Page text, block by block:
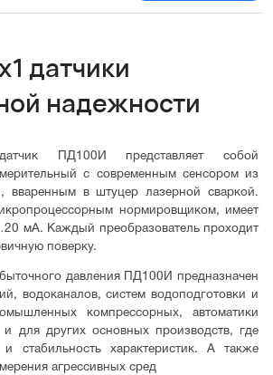
датчики
надежности
ПД100И представляет собой
с современным сенсором из
вваренным в штуцер лазерной сваркой.
нормировщиком, имеет
мА. Каждый преобразователь проходит
поверку.
давления ПД100И предназначен
водоканалов, систем водоподготовки и
компрессорных, автоматики
и для других основных производств, где
и стабильность характеристик. А также
агрессивных сред